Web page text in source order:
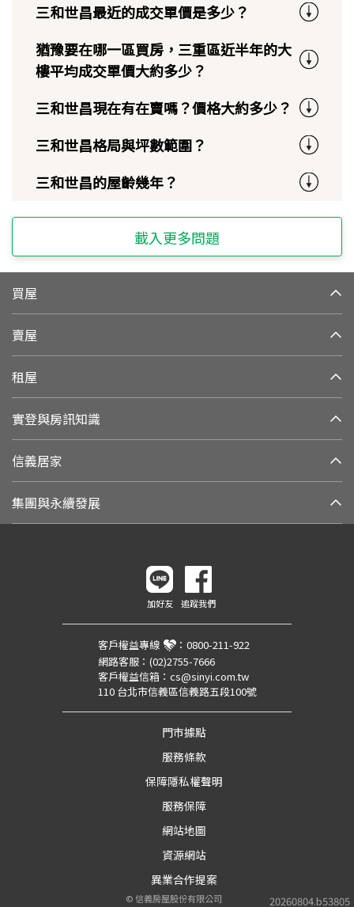
三和世昌最近的成交單價是多少？
猶豫要在哪一區買房，三重區近半年的大
樓平均成交單價大約多少？
三和世昌現在有在賣嗎？價格大約多少？
三和世昌格局與坪數範圍？
三和世昌的屋齡幾年？
載入更多問題
買屋
賣屋
租屋
實登與房訊知識
信義居家
集團與永續發展
20260804.b53805
加好友 追蹤我們
客戶權益專線 ： 0800-211-922
網路客服： (02)2755-7666
客戶權益信箱： cs@sinyi.com.tw
110 台北市信義區信義路五段100號
門市據點
服務條款
保障隱私權聲明
服務保障
網站地圖
資源網站
異業合作提案
©信義房屋股份有限公司